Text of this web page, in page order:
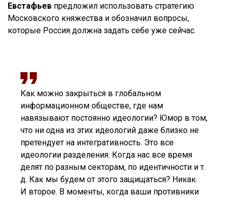
Евстафьев предложил использовать стратегию
Московского княжества и обозначил вопросы,
которые Россия должна задать себе уже сейчас.
Как можно закрыться в глобальном
информационном обществе, где нам
навязывают постоянно идеологии? Юмор в том,
что ни одна из этих идеологий даже близко не
претендует на интегративность. Это все
идеологии разделения. Когда нас все время
делят по разным секторам, по идентичности и т.
д. Как мы будем от этого защищаться? Никак.
И второе. В моменты, когда ваши противники